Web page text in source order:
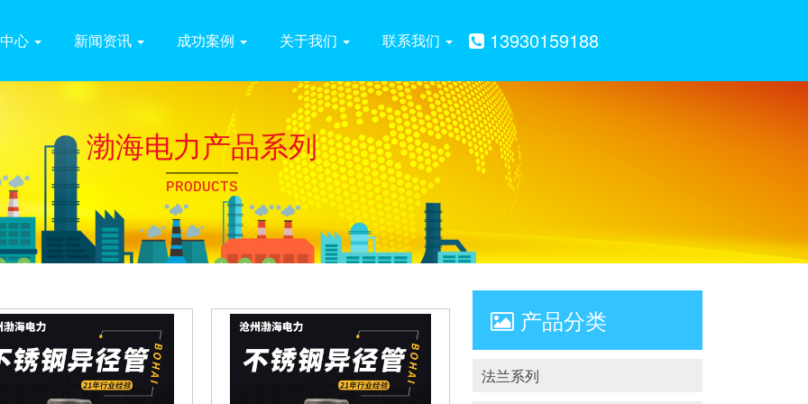
心 新闻资讯 成功案例 关于我们 联系我们 13930159188
渤海电力产品系列
PRODUCTS
产品分类
法兰系列